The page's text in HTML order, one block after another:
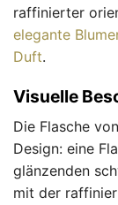
raffinierter
elegante
Duft.
Visuelle
Die Flasche von
Design: eine
glänzenden
mit der